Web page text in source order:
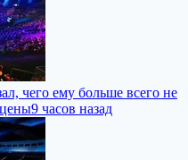
чего ему больше всего не
9 часов назад